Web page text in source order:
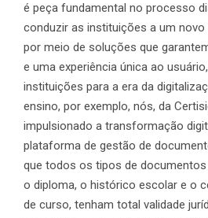
é peça fundamental no processo
conduzir as instituições a um
por meio de soluções que
e uma experiência única ao
instituições para a era da
ensino, por exemplo, nós, da
impulsionado a transformação
plataforma de gestão de
que todos os tipos de
o diploma, o histórico escolar e o
de curso, tenham total validade